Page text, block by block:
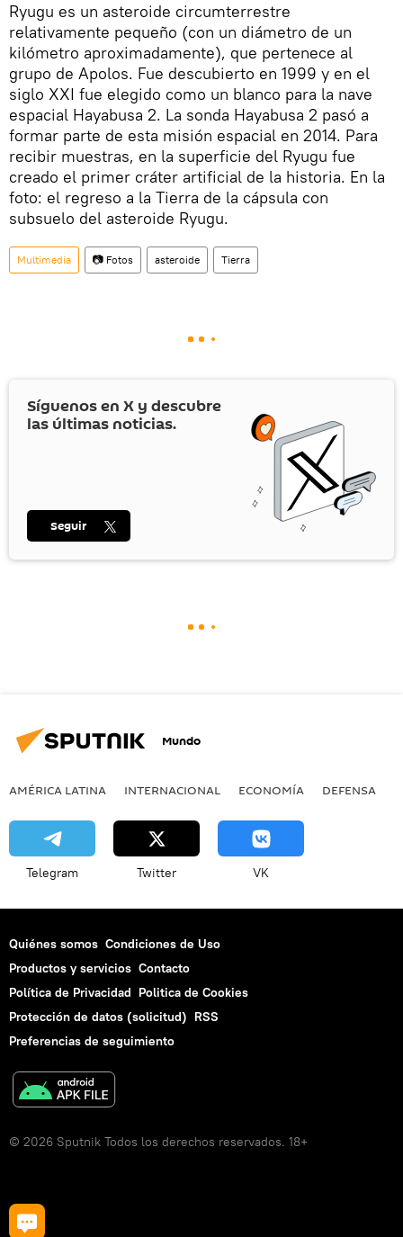
Ryugu es un asteroide circumterrestre
relativamente pequeño (con un diámetro de un
kilómetro aproximadamente), que pertenece al
grupo de Apolos. Fue descubierto en 1999 y en el
siglo XXI fue elegido como un blanco para la nave
espacial Hayabusa 2. La sonda Hayabusa 2 pasó a
formar parte de esta misión espacial en 2014. Para
recibir muestras, en la superficie del Ryugu fue
creado el primer cráter artificial de la historia. En la
foto: el regreso a la Tierra de la cápsula con
subsuelo del asteroide Ryugu.
Multimedia 📷 Fotos asteroide Tierra
Síguenos en X y descubre
las últimas noticias.
Seguir
Mundo
AMÉRICA LATINA INTERNACIONAL ECONOMÍA DEFENSA
Telegram Twitter VK
Quiénes somos Condiciones de Uso
Productos y servicios Contacto
Política de Privacidad Politica de Cookies
Protección de datos (solicitud) RSS
Preferencias de seguimiento
© 2026 Sputnik Todos los derechos reservados. 18+